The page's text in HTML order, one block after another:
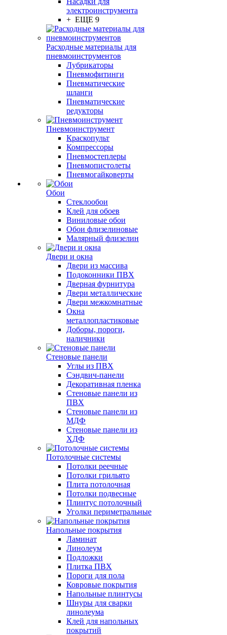
электроинструмента
+ ЕЩЕ 9
Расходные материалы для
пневмоинструментов
Лубрикаторы
Пневмофитинги
Пневматические
шланги
Пневматические
редукторы
Пневмоинструмент
Краскопульт
Компрессоры
Пневмостеплеры
Пневмопистолеты
Пневмогайковерты
Обои
Стеклообои
Клей для обоев
Виниловые обои
Обои флизелиновые
Малярный флизелин
Двери и окна
Двери из массива
Подоконники ПВХ
Дверная фурнитура
Двери металлические
Двери межкомнатные
Окна
металлопластиковые
Доборы, пороги,
наличники
Стеновые панели
Углы из ПВХ
Сэндвич-панели
Декоративная пленка
Стеновые панели из
ПВХ
Стеновые панели из
МДФ
Стеновые панели из
ХДФ
Потолочные системы
Потолки реечные
Потолки грильято
Плита потолочная
Потолки подвесные
Плинтус потолочный
Уголки периметральные
Напольные покрытия
Ламинат
Линолеум
Подложки
Плитка ПВХ
Пороги для пола
Ковровые покрытия
Напольные плинтусы
Шнуры для сварки
линолеума
Клей для напольных
покрытий